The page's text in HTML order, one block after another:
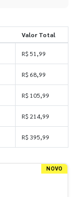
Valor Total
R$ 51,99
R$ 68,99
R$ 105,99
R$ 214,99
R$ 395,99
NOVO